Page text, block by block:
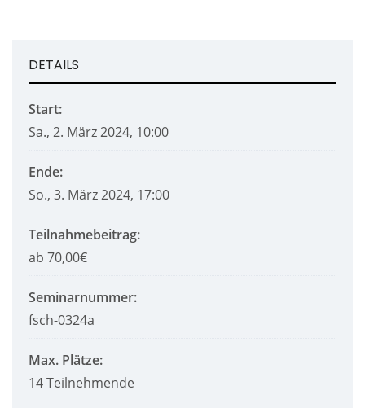
DETAILS
Start:
Sa., 2. März 2024, 10:00
Ende:
So., 3. März 2024, 17:00
Teilnahmebeitrag:
ab 70,00€
Seminarnummer:
fsch-0324a
Max. Plätze:
14 Teilnehmende